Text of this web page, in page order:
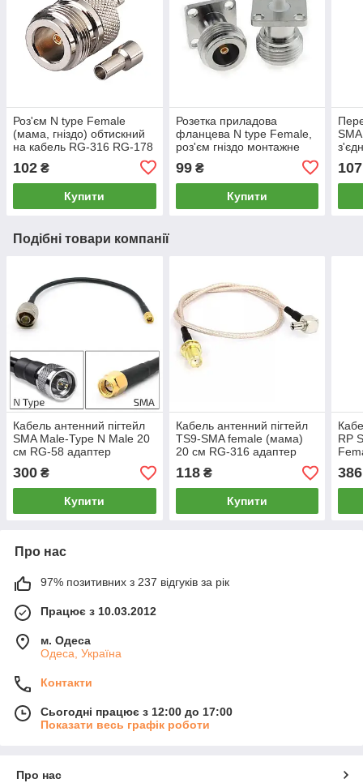
Роз'єм N type Female
(мама, гніздо) обтискний
на кабель RG-316 RG-178
RG-174 LMR100 SFF-50-
1.5 конектор N типу
102 ₴
Купити
Розетка приладова
фланцева N type Female,
роз'єм гніздо монтажне
17.5*17.5 мм під гвинти
99₴
Купити
107
Подібні товари компанії
Кабель антенний пігтейл
SMA Male-Type N Male 20
см RG-58 адаптер
перехідник подовжувач
для модемів роутерів
300 ₴
Купити
Кабель антенний пігтейл
TS9-SMA female (мама)
20 см RG-316 адаптер
перехідник подовжувач
для 4G 3G модемів
118₴
Купити
RP
386
Про нас
97% позитивних з 237 відгуків за рік
Працює з 10.03.2012
м. Одеса
Одеса, Україна
Контакти
Сьогодні працює з 12:00 до 17:00
Показати весь графік роботи
Про нас